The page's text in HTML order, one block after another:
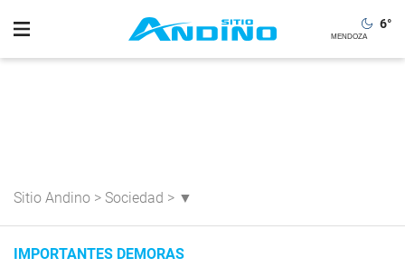
6°
Sitio Andino > Sociedad > ▼
IMPORTANTES DEMORAS